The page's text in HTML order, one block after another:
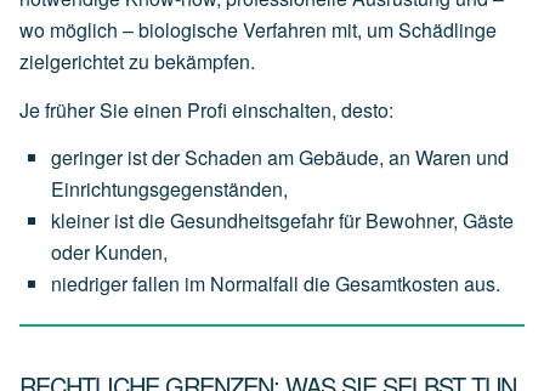
wo möglich – biologische Verfahren mit, um Schädlinge
zielgerichtet zu bekämpfen.
Je früher Sie einen Profi einschalten, desto:
geringer istderSchaden amGebäude, an Waren und
Einrichtungsgegenständen,
kleiner istdieGesundheitsgefahrfür Bewohner, Gäste
oder Kunden,
niedrigerfallen im Normalfall dieGesamtkosten aus.